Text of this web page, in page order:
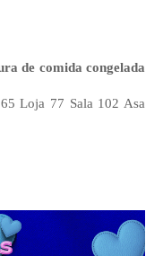
de comida congelada
Loja 77 Sala 102 Asa